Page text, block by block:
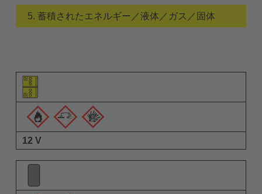
5. 蓄積されたエネルギー／液体／ガス／固体
要素のピクトグラム
警告ピクトグラム
説明
12 V